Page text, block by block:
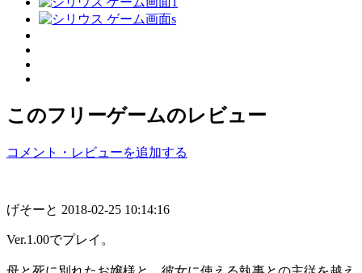
このフリーゲームのレビュー
コメント・レビューを追加する
げそーと 2018-02-25 10:14:16
Ver.1.00でプレイ。